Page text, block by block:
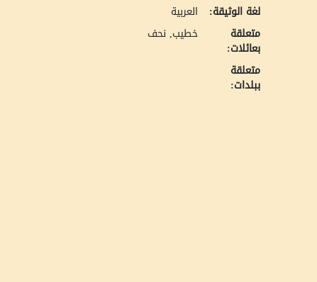
لغة الوثيقة:
العربية
متعلقة
بعائلات:
خطيب, نحف
متعلقة
ببلدات: